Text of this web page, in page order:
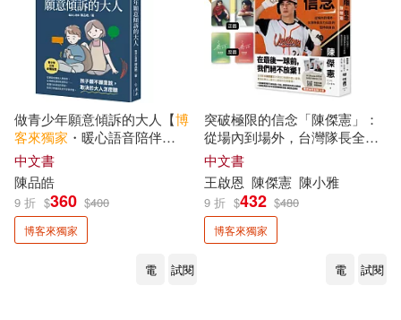
瑪麗．巴菲特(2) 甘耀明(2)
申智媛(2) 町田尚子(2)
盧卡斯(2)
神老師&神媽咪（沈雅琪）(2)
童童老師(2) 米果(2)
財經傳訊(1) 采藝出版(1)
銀河文化(1)
靛藍出版有限公司(1)
鴻漸文化(1) 黑眼睛文化(1)
鼎文(1)
做青少年願意傾訴的大人【博
客來獨家 ・暖心語音陪伴
版】：拆解24個青春期難題，
看見過曝世代的需求、焦慮與
煩惱(10-18歲適用)
中文書
陳品皓
9 折 $360 $400
博客來獨家
電 試閱
突破極限的信念「陳傑憲」：
從場內到場外，台灣隊長全力
以赴的堅持與自白【
家書衣版】(限量典藏「日常私
服小卡組」)
中文書
王啟恩 陳傑憲 陳小雅
9 折 $432 $480
博客來獨家
電 試閱